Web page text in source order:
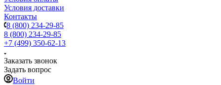
Условия доставки
Контакты
8 (800) 234-29-85
8 (800) 234-29-85
+7 (499) 350-62-13
Заказать звонок
Задать вопрос
Войти